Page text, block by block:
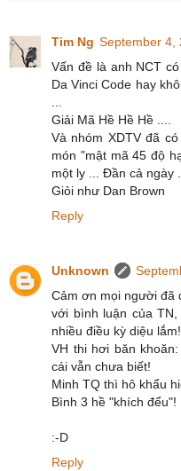
Tim Ng September 4,
Vấn đề là anh NCT
Da Vinci Code hay
...
Giải Mã Hề Hề Hề ....
Và nhóm XDTV đã
món "mật mã 45 độ
một ly ... Đần cả ngày
Giỏi như Dan Brown
Reply
Unknown
Cảm ơn mọi người đã
với bình luận của
nhiều điều kỳ diệu lắm!
VH thi hơi băn
cái vẫn chưa biết!
Minh TQ thì hô khẩu
Bình 3 hề "khích đểu"!
:-D
Reply